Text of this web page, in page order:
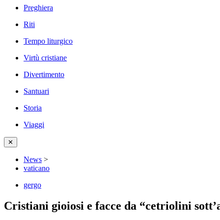
Preghiera
Riti
Tempo liturgico
Virtù cristiane
Divertimento
Santuari
Storia
Viaggi
✕
News >
vaticano
gergo
Cristiani gioiosi e facce da “cetriolini